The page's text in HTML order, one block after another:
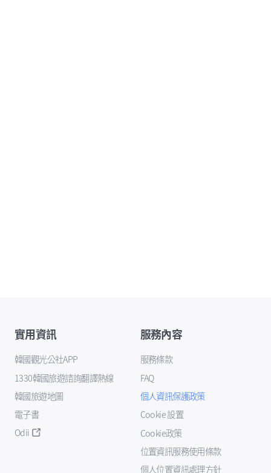
實用資訊
韓國觀光公社APP
1330韓國旅遊諮詢翻譯熱線
韓國旅遊地圖
電子書
Odii
服務內容
服務條款
FAQ
個人資訊保護政策
Cookie 設置
Cookie政策
位置資訊服務使用條款
個人位置資訊處理方針